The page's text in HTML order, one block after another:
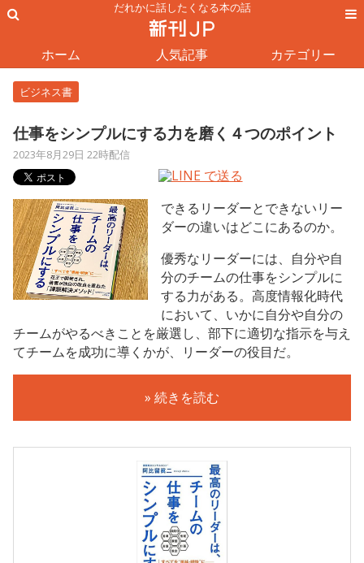
だれかに話したくなる本の話
ホーム 人気記事 カテゴリー
ビジネス書
仕事をシンプルにする力を磨く４つのポイント
2023年8月29日 22時配信
できるリーダーとできないリー
ダーの違いはどこにあるのか。
優秀なリーダーには、自分や自
分のチームの仕事をシンプルに
する力がある。高度情報化時代
において、いかに自分や自分の
チームがやるべきことを厳選し、部下に適切な指示を与え
てチームを成功に導くかが、リーダーの役目だ。
» 続きを読む